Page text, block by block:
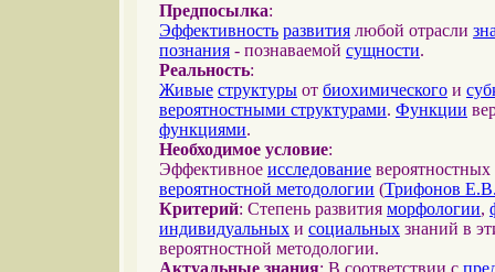
Предпосылка:
Эффективность развития любой отрасли
познания - познаваемой сущности.
Реальность:
Живые структуры от биохимического и
вероятностными структурами. Функции
функциями.
Необходимое условие:
Эффективное исследование
вероятностной методологии (Трифонов
Критерий: Степень развития морфологии,
индивидуальных и социальных знаний в
вероятностной методологии.
Актуальные знания: В соответствии с